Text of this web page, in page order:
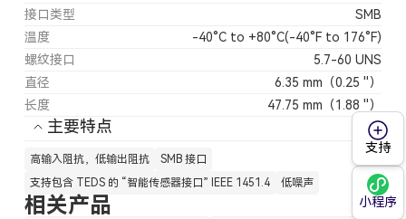
接口类型
SMB
温度
-40°C to +80°C(-40°F to 176°F)
螺纹接口
5.7-60 UNS
直径
6.35 mm（0.25 ''）
长度
47.75 mm（1.88 ''）
主要特点
高输入阻抗，低输出阻抗
SMB 接口
支持包含 TEDS 的 “智能传感器接口” IEEE 1451.4
低噪声
相关产品
支持
小程序